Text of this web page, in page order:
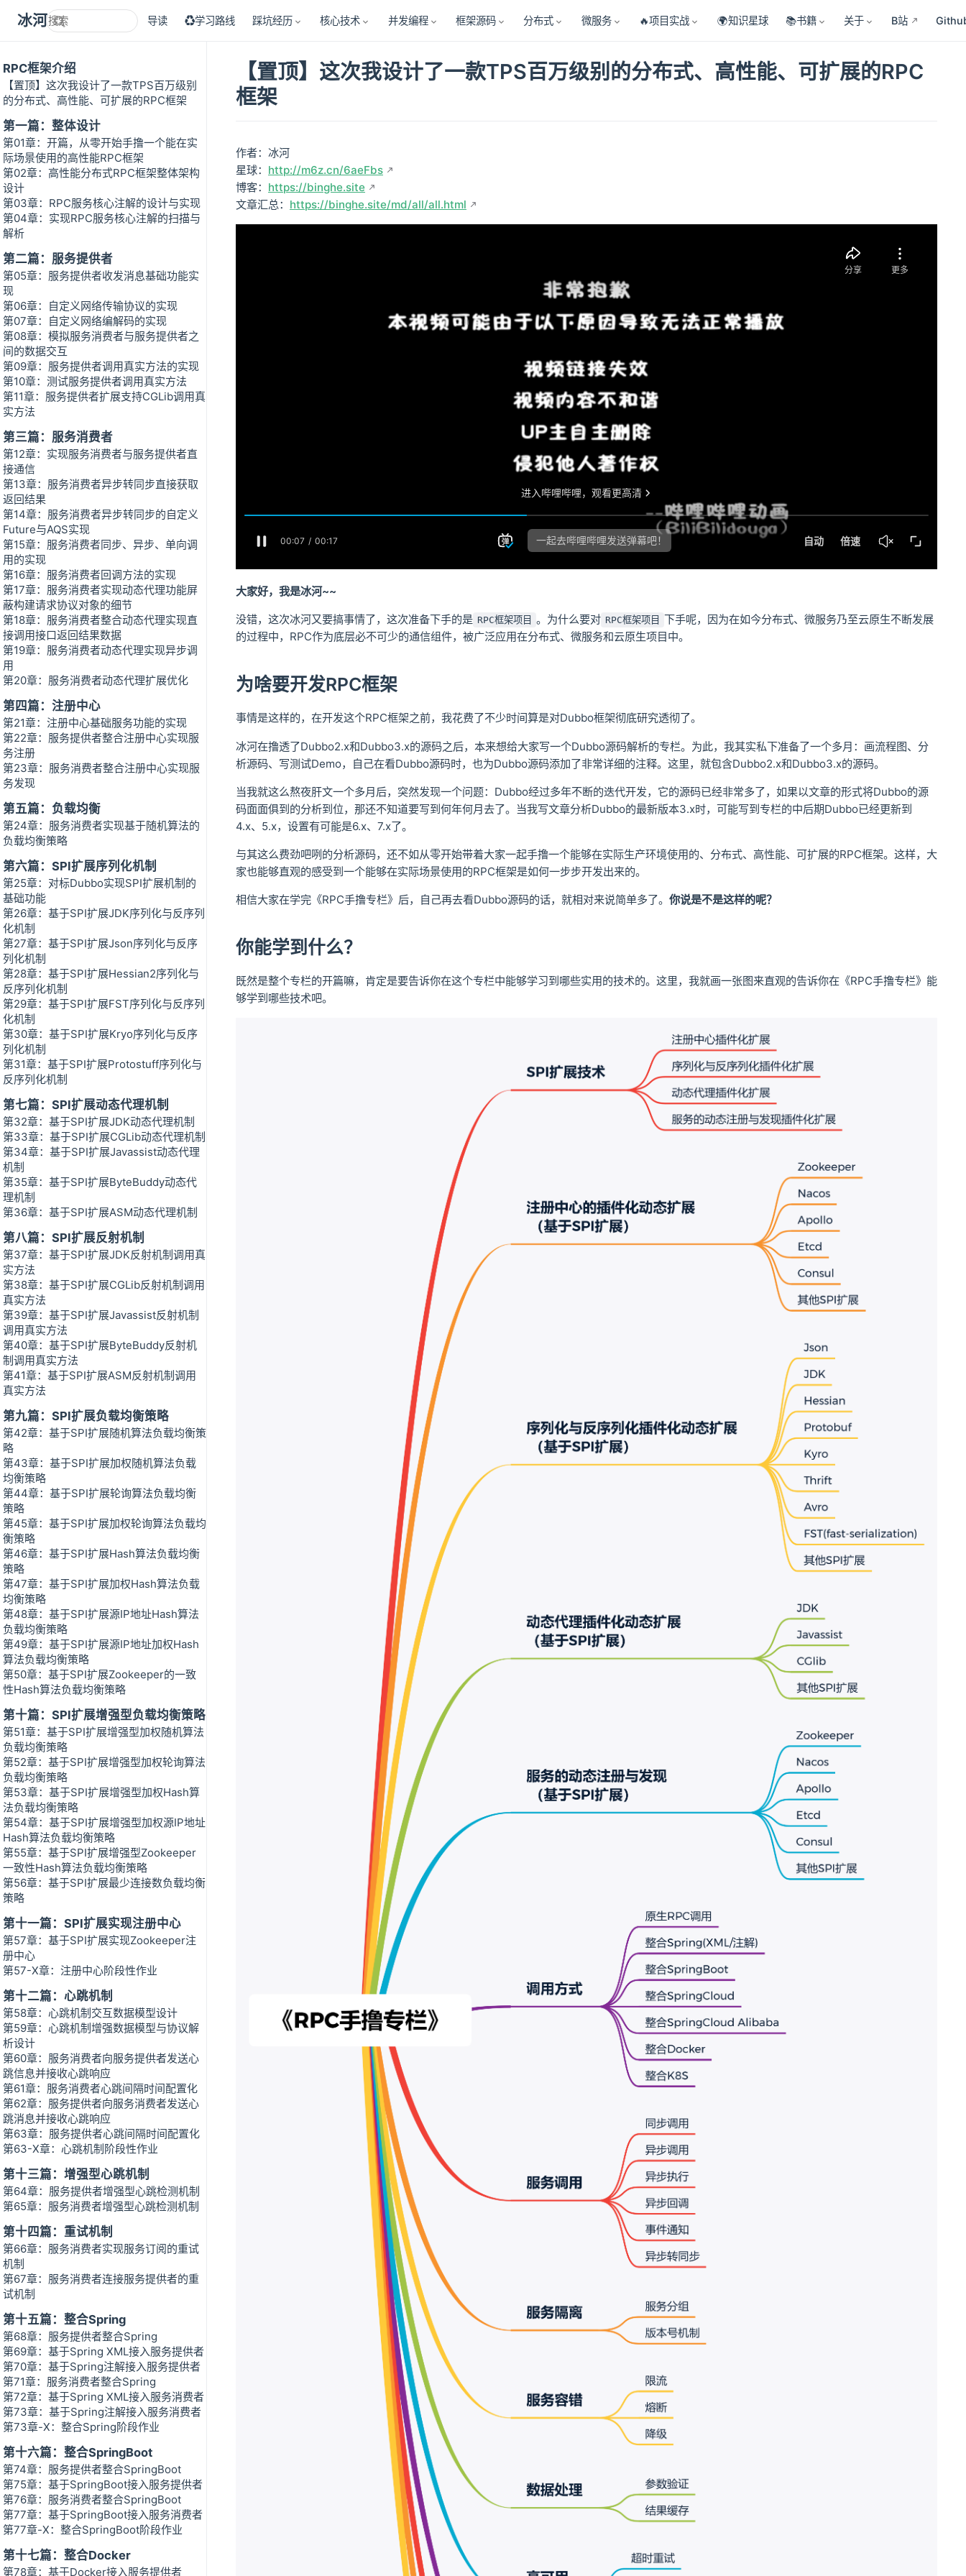
冰河技术 导读 ♻学习路线 踩坑经历 核心技术 并发编程 框架源码 分布式 微服务 🔥项目实战 🌍知识星球 📚书籍 关于 B站
RPC框架介绍
【置顶】这次我设计了一款TPS百万级别
的分布式、高性能、可扩展的RPC框架
第一篇：整体设计
第01章：开篇，从零开始手撸一个能在实
际场景使用的高性能RPC框架
第02章：高性能分布式RPC框架整体架构
设计
第03章：RPC服务核心注解的设计与实现
第04章：实现RPC服务核心注解的扫描与
解析
第二篇：服务提供者
第05章：服务提供者收发消息基础功能实
现
第06章：自定义网络传输协议的实现
第07章：自定义网络编解码的实现
第08章：模拟服务消费者与服务提供者之
间的数据交互
第09章：服务提供者调用真实方法的实现
第10章：测试服务提供者调用真实方法
第11章：服务提供者扩展支持CGLib调用真
实方法
第三篇：服务消费者
第12章：实现服务消费者与服务提供者直
接通信
第13章：服务消费者异步转同步直接获取
返回结果
第14章：服务消费者异步转同步的自定义
Future与AQS实现
第15章：服务消费者同步、异步、单向调
用的实现
第16章：服务消费者回调方法的实现
第17章：服务消费者实现动态代理功能屏
蔽构建请求协议对象的细节
第18章：服务消费者整合动态代理实现直
接调用接口返回结果数据
第19章：服务消费者动态代理实现异步调
用
第20章：服务消费者动态代理扩展优化
第四篇：注册中心
第21章：注册中心基础服务功能的实现
第22章：服务提供者整合注册中心实现服
务注册
第23章：服务消费者整合注册中心实现服
务发现
第五篇：负载均衡
第24章：服务消费者实现基于随机算法的
负载均衡策略
第六篇：SPI扩展序列化机制
第25章：对标Dubbo实现SPI扩展机制的
基础功能
第26章：基于SPI扩展JDK序列化与反序列
化机制
第27章：基于SPI扩展Json序列化与反序
列化机制
第28章：基于SPI扩展Hessian2序列化与
反序列化机制
第29章：基于SPI扩展FST序列化与反序列
化机制
第30章：基于SPI扩展Kryo序列化与反序
列化机制
第31章：基于SPI扩展Protostuff序列化与
反序列化机制
第七篇：SPI扩展动态代理机制
第32章：基于SPI扩展JDK动态代理机制
第33章：基于SPI扩展CGLib动态代理机制
第34章：基于SPI扩展Javassist动态代理
机制
第35章：基于SPI扩展ByteBuddy动态代
理机制
第36章：基于SPI扩展ASM动态代理机制
第八篇：SPI扩展反射机制
第37章：基于SPI扩展JDK反射机制调用真
实方法
第38章：基于SPI扩展CGLib反射机制调用
真实方法
第39章：基于SPI扩展Javassist反射机制
调用真实方法
第40章：基于SPI扩展ByteBuddy反射机
制调用真实方法
第41章：基于SPI扩展ASM反射机制调用
真实方法
第九篇：SPI扩展负载均衡策略
第42章：基于SPI扩展随机算法负载均衡策
略
第43章：基于SPI扩展加权随机算法负载
均衡策略
第44章：基于SPI扩展轮询算法负载均衡
策略
第45章：基于SPI扩展加权轮询算法负载均
衡策略
第46章：基于SPI扩展Hash算法负载均衡
策略
第47章：基于SPI扩展加权Hash算法负载
均衡策略
第48章：基于SPI扩展源IP地址Hash算法
负载均衡策略
第49章：基于SPI扩展源IP地址加权Hash
算法负载均衡策略
第50章：基于SPI扩展Zookeeper的一致
性Hash算法负载均衡策略
第十篇：SPI扩展增强型负载均衡策略
第51章：基于SPI扩展增强型加权随机算法
负载均衡策略
第52章：基于SPI扩展增强型加权轮询算法
负载均衡策略
第53章：基于SPI扩展增强型加权Hash算
法负载均衡策略
第54章：基于SPI扩展增强型加权源IP地址
Hash算法负载均衡策略
第55章：基于SPI扩展增强型Zookeeper
一致性Hash算法负载均衡策略
第56章：基于SPI扩展最少连接数负载均衡
策略
第十一篇：SPI扩展实现注册中心
第57章：基于SPI扩展实现Zookeeper注
册中心
第57-X章：注册中心阶段性作业
第十二篇：心跳机制
第58章：心跳机制交互数据模型设计
第59章：心跳机制增强数据模型与协议解
析设计
第60章：服务消费者向服务提供者发送心
跳信息并接收心跳响应
第61章：服务消费者心跳间隔时间配置化
第62章：服务提供者向服务消费者发送心
跳消息并接收心跳响应
第63章：服务提供者心跳间隔时间配置化
第63-X章：心跳机制阶段性作业
第十三篇：增强型心跳机制
第64章：服务提供者增强型心跳检测机制
第65章：服务消费者增强型心跳检测机制
第十四篇：重试机制
第66章：服务消费者实现服务订阅的重试
机制
第67章：服务消费者连接服务提供者的重
试机制
第十五篇：整合Spring
第68章：服务提供者整合Spring
第69章：基于Spring XML接入服务提供者
第70章：基于Spring注解接入服务提供者
第71章：服务消费者整合Spring
第72章：基于Spring XML接入服务消费者
第73章：基于Spring注解接入服务消费者
第73章-X：整合Spring阶段作业
第十六篇：整合SpringBoot
第74章：服务提供者整合SpringBoot
第75章：基于SpringBoot接入服务提供者
第76章：服务消费者整合SpringBoot
第77章：基于SpringBoot接入服务消费者
第77章-X：整合SpringBoot阶段作业
第十七篇：整合Docker
第78章：基于Docker接入服务提供者
【置顶】这次我设计了一款TPS百万级别的分布式、高性能、可扩展的RPC
框架
作者：冰河
星球： http://m6z.cn/6aeFbs
博客： https://binghe.site
文章汇总： https://binghe.site/md/all/all.html
大家好，我是冰河~~
没错，这次冰河又要搞事情了，这次准备下手的是 RPC框架项目 。为什么要对 RPC框架项目 下手呢，因为在如今分布式、微服务乃至云原生不断发展
的过程中，RPC作为底层必不可少的通信组件，被广泛应用在分布式、微服务和云原生项目中。
为啥要开发RPC框架
事情是这样的，在开发这个RPC框架之前，我花费了不少时间算是对Dubbo框架彻底研究透彻了。
冰河在撸透了Dubbo2.x和Dubbo3.x的源码之后，本来想给大家写一个Dubbo源码解析的专栏。为此，我其实私下准备了一个多月：画流程图、分
析源码、写测试Demo，自己在看Dubbo源码时，也为Dubbo源码添加了非常详细的注释。这里，就包含Dubbo2.x和Dubbo3.x的源码。
当我就这么熬夜肝文一个多月后，突然发现一个问题：Dubbo经过多年不断的迭代开发，它的源码已经非常多了，如果以文章的形式将Dubbo的源
码面面俱到的分析到位，那还不知道要写到何年何月去了。当我写文章分析Dubbo的最新版本3.x时，可能写到专栏的中后期Dubbo已经更新到
4.x、5.x，设置有可能是6.x、7.x了。
与其这么费劲吧咧的分析源码，还不如从零开始带着大家一起手撸一个能够在实际生产环境使用的、分布式、高性能、可扩展的RPC框架。这样，大
家也能够直观的感受到一个能够在实际场景使用的RPC框架是如何一步步开发出来的。
相信大家在学完《RPC手撸专栏》后，自己再去看Dubbo源码的话，就相对来说简单多了。 你说是不是这样的呢？
你能学到什么？
既然是整个专栏的开篇嘛，肯定是要告诉你在这个专栏中能够学习到哪些实用的技术的。这里，我就画一张图来直观的告诉你在《RPC手撸专栏》能
够学到哪些技术吧。